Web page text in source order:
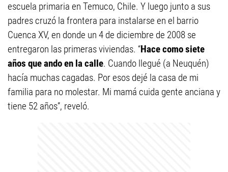
escuela primaria en Temuco, Chile. Y luego junto a sus
padres cruzó la frontera para instalarse en el barrio
Cuenca XV, en donde un 4 de diciembre de 2008 se
entregaron las primeras viviendas. “Hace como siete
años que ando en la calle. Cuando llegué (a Neuquén)
hacía muchas cagadas. Por esos dejé la casa de mi
familia para no molestar. Mi mamá cuida gente anciana y
tiene 52 años”, reveló.